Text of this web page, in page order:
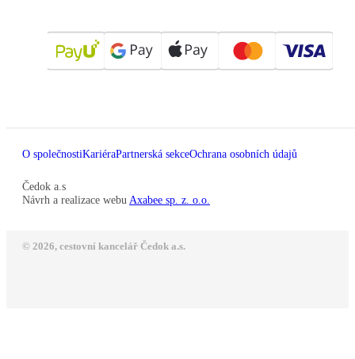
O společnostiKariéraPartnerská sekceOchrana osobních údajů
Čedok a.s
Návrh a realizace webu Axabee sp. z. o.o.
© 2026, cestovní kancelář Čedok a.s.